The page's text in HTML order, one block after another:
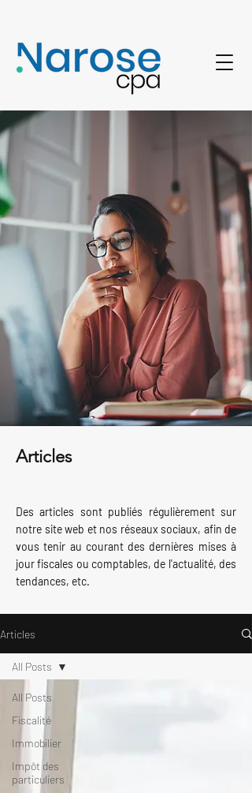
Articles
Des articles sont publiés régulièrement sur
notre site web et nos réseaux sociaux, afin de
vous tenir au courant des dernières mises à
jour fiscales ou comptables, de l'actualité, des
tendances, etc.
Articles
All Posts
Fiscalité
Immobilier
Impôt des
particuliers
All Posts